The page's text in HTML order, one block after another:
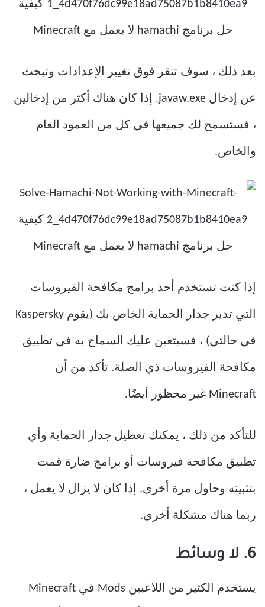
بعد ذلك ، سوف تنقر فوق تغيير الإعدادات وتبحث
عن إدخال javaw.exe. إذا كان هناك أكثر من إدخالين
، فستسمح لك جميعها في كل من العمود العام
والخاص.
إذا كنت تستخدم أحد برامج مكافحة الفيروسات
التي تدير جدار الحماية الخاص بك (يقوم Kaspersky
في حالتي) ، فسيتعين عليك السماح به في تطبيق
مكافحة الفيروسات ذي الصلة. تأكد من أن
Minecraft غير محظور أيضًا.
للتأكد من ذلك ، يمكنك تعطيل جدار الحماية وأي
تطبيق مكافحة فيروسات أو برامج ضارة قمت
بتثبيته وحاول مرة أخرى. إذا كان لا يزال لا يعمل ،
ربما هناك مشكلة أخرى.
6. لا وسائط
يستخدم الكثير من اللاعبين Mods في Minecraft